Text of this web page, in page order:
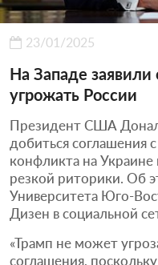
23/01/2025
На Западе заявили
угрожать России
Президент США
добиться соглашения
конфликта на Украине
резкой риторики. Об
Университета Юго-
Дизен в социальной
«Трамп не может
соглашения,